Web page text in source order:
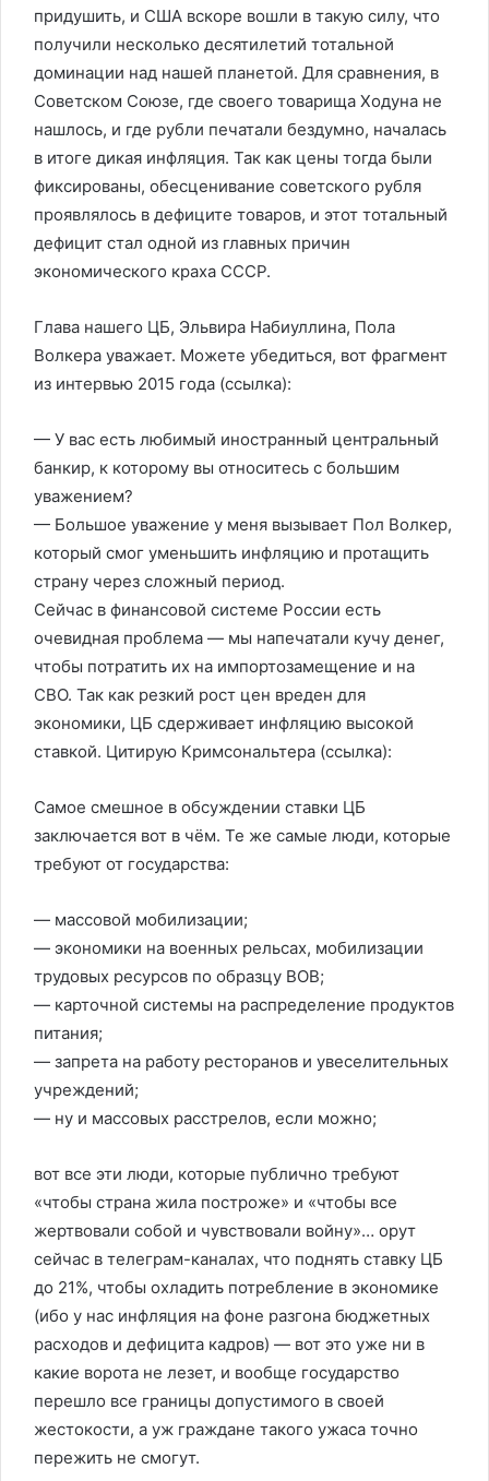
придушить, и США вскоре вошли в такую силу, что
получили несколько десятилетий тотальной
доминации над нашей планетой. Для сравнения, в
Советском Союзе, где своего товарища Ходуна не
нашлось, и где рубли печатали бездумно, началась
в итоге дикая инфляция. Так как цены тогда были
фиксированы, обесценивание советского рубля
проявлялось в дефиците товаров, и этот тотальный
дефицит стал одной из главных причин
экономического краха СССР.
Глава нашего ЦБ, Эльвира Набиуллина, Пола
Волкера уважает. Можете убедиться, вот фрагмент
из интервью 2015 года (ссылка):
— У вас есть любимый иностранный центральный
банкир, к которому вы относитесь с большим
уважением?
— Большое уважение у меня вызывает Пол Волкер,
который смог уменьшить инфляцию и протащить
страну через сложный период.
Сейчас в финансовой системе России есть
очевидная проблема — мы напечатали кучу денег,
чтобы потратить их на импортозамещение и на
СВО. Так как резкий рост цен вреден для
экономики, ЦБ сдерживает инфляцию высокой
ставкой. Цитирую Кримсональтера (ссылка):
Самое смешное в обсуждении ставки ЦБ
заключается вот в чём. Те же самые люди, которые
требуют от государства:
— массовой мобилизации;
— экономики на военных рельсах, мобилизации
трудовых ресурсов по образцу ВОВ;
— карточной системы на распределение продуктов
питания;
— запрета на работу ресторанов и увеселительных
учреждений;
— ну и массовых расстрелов, если можно;
вот все эти люди, которые публично требуют
«чтобы страна жила построже» и «чтобы все
жертвовали собой и чувствовали войну»… орут
сейчас в телеграм-каналах, что поднять ставку ЦБ
до 21%, чтобы охладить потребление в экономике
(ибо у нас инфляция на фоне разгона бюджетных
расходов и дефицита кадров) — вот это уже ни в
какие ворота не лезет, и вообще государство
перешло все границы допустимого в своей
жестокости, а уж граждане такого ужаса точно
пережить не смогут.